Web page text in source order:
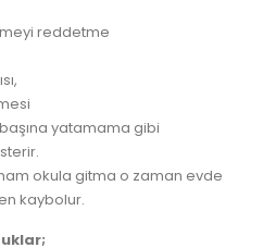
reddetme
yatamama gibi
okula gitma o zaman evde
kaybolur.